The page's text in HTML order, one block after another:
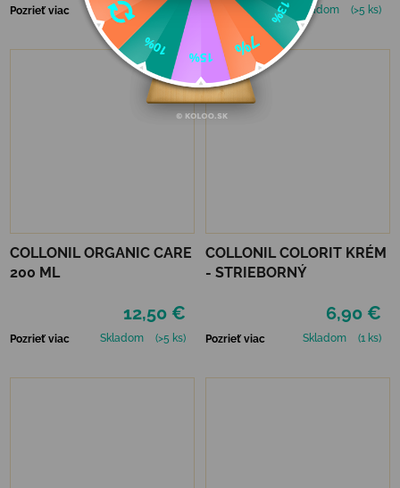
Pozrieť viac Skladom (5 ks) Pozrieť viac Skladom (>5 ks)
COLLONIL ORGANIC CARE
200 ML
12,50 €
Pozrieť viac Skladom (>5 ks)
COLLONIL COLORIT KRÉM
- STRIEBORNÝ
6,90 €
Pozrieť viac Skladom (1 ks)